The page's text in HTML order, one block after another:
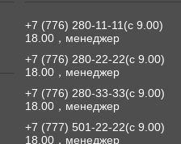
+7 (776) 280-11-11 с 9.00
18.00，менеджер
+7 (776) 280-22-22 с 9.00
18.00，менеджер
+7 (776) 280-33-33 с 9.00
18.00，менеджер
+7 (777) 501-22-22 с 9.00
18.00，менеджер